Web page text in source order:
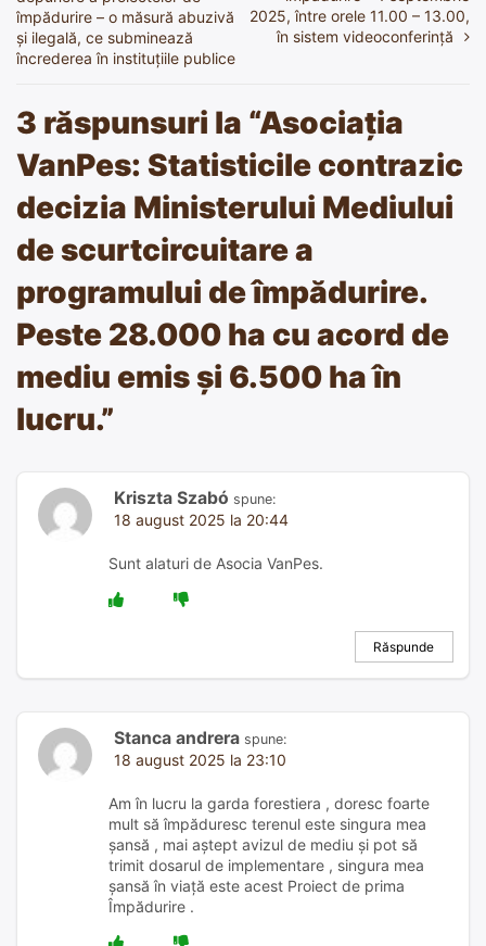
articole
împădurire – o măsură abuzivă
și ilegală, ce subminează
încrederea în instituțiile publice
2025, între orele 11.00 – 13.00,
în sistem videoconferință
3 răspunsuri la “Asociația
VanPes: Statisticile contrazic
decizia Ministerului Mediului
de scurtcircuitare a
programului de împădurire.
Peste 28.000 ha cu acord de
mediu emis și 6.500 ha în
lucru.”
Kriszta Szabó spune:
18 august 2025 la 20:44
Sunt alaturi de Asocia VanPes.
Răspunde
Stanca andrera spune:
18 august 2025 la 23:10
Am în lucru la garda forestiera , doresc foarte
mult să împăduresc terenul este singura mea
șansă , mai aștept avizul de mediu și pot să
trimit dosarul de implementare , singura mea
șansă în viață este acest Proiect de prima
Împădurire .